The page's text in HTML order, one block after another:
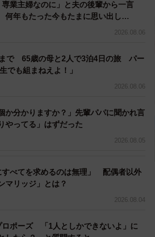
が湧き上がり、冷静さを失って「正義
です。しかし、その行動が客観的に見
に自分が法的制裁を受けるということ
おきましょう。
で拡散したりする行為は、名誉毀損
あっても、不必要に第三者に伝えるこ
り、自分の怒りを晴らそうとした行為
はいけません。
業主婦なのに」と夫の後輩から一言
年もたった今もたまに思い出し…
2026.08.06
で 65歳の母と2人で3泊4日の旅 パー
でも組まねえよ！」
2026.08.06
か分かりますか？」先輩パパに聞かれ言
ってる」はずだった
2026.08.05
すべてを求めるのは無理」 配偶者以外
マリッジ」とは？
2026.08.04
ロポーズ 「1人としかできないよ」に